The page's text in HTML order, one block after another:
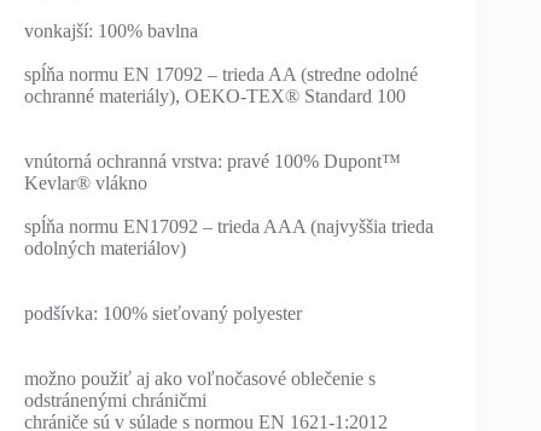
vonkajší: 100% bavlna
spĺňa normu EN 17092 – trieda AA (stredne odolné
ochranné materiály), OEKO-TEX® Standard 100
vnútorná ochranná vrstva: pravé 100% Dupont™
Kevlar® vlákno
spĺňa normu EN17092 – trieda AAA (najvyššia trieda
odolných materiálov)
podšívka: 100% sieťovaný polyester
možno použiť aj ako voľnočasové oblečenie s
odstránenými chráničmi
chrániče sú v súlade s normou EN 1621-1:2012